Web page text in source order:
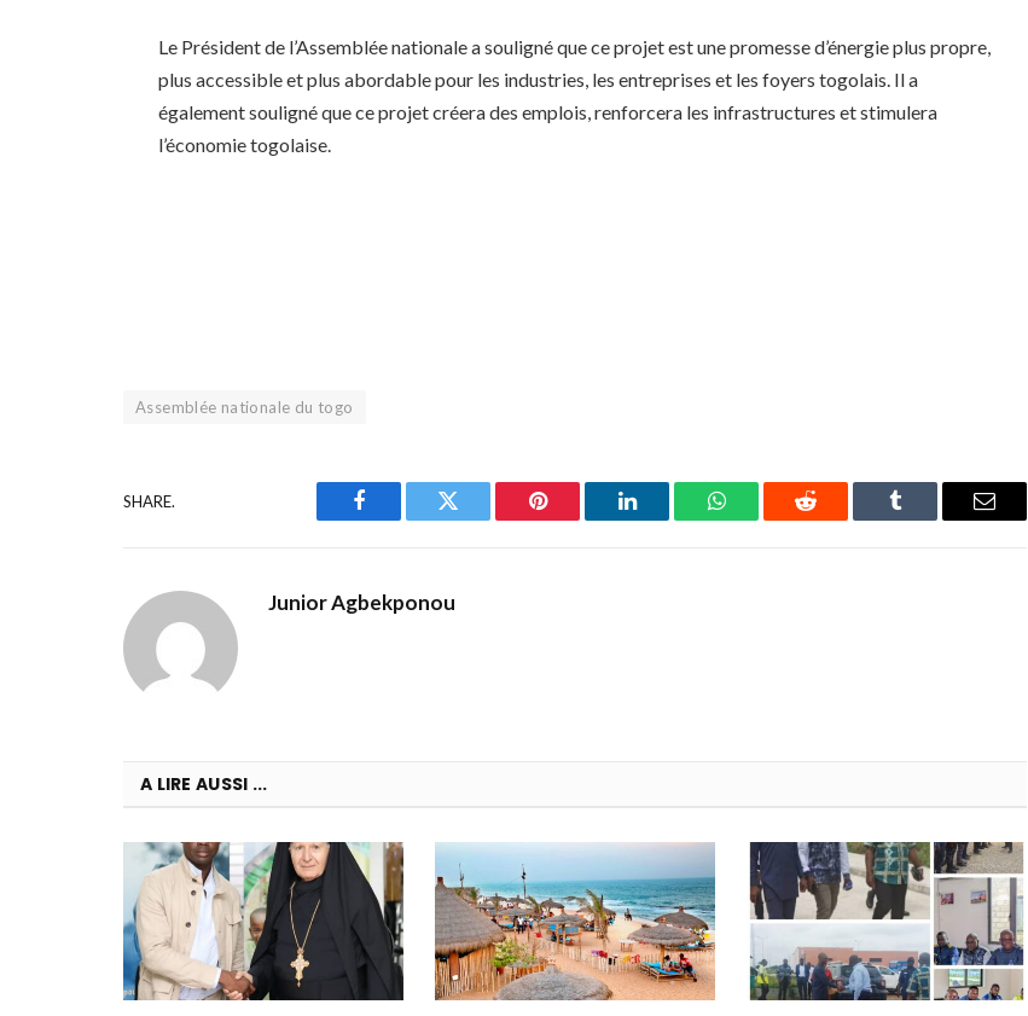
Le Président de l’Assemblée nationale a souligné que ce projet est une promesse d’énergie plus propre,
plus accessible et plus abordable pour les industries, les entreprises et les foyers togolais. Il a
également souligné que ce projet créera des emplois, renforcera les infrastructures et stimulera
l’économie togolaise.
Assemblée nationale du togo
SHARE.
Facebook Twitter Pinterest LinkedIn WhatsAppReddit Tumblr Email
Junior Agbekponou
A LIRE AUSSI ...